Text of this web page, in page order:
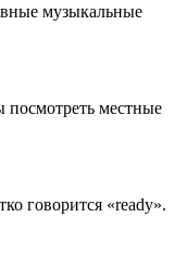
музыкальные
посмотреть местные
говорится «ready».